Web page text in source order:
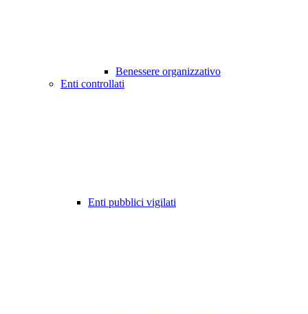
Benessere organizzativo
Enti controllati
Enti pubblici vigilati